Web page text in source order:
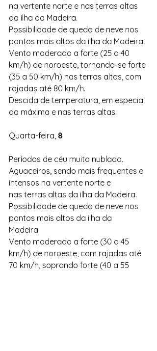
na vertente norte e nas terras altas
da ilha da Madeira.
Possibilidade de queda de neve nos
pontos mais altos da ilha da Madeira.
Vento moderado a forte (25 a 40
km/h) de noroeste, tornando-se forte
(35 a 50 km/h) nas terras altas, com
rajadas até 80 km/h.
Descida de temperatura, em especial
da máxima e nas terras altas.
Quarta-feira, 8
Períodos de céu muito nublado.
Aguaceiros, sendo mais frequentes e
intensos na vertente norte e
nas terras altas da ilha da Madeira.
Possibilidade de queda de neve nos
pontos mais altos da ilha da
Madeira.
Vento moderado a forte (30 a 45
km/h) de noroeste, com rajadas até
70 km/h, soprando forte (40 a 55